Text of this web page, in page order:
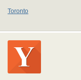
Toronto